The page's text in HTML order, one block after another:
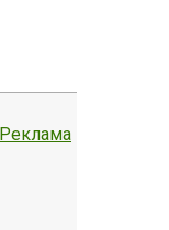
Реклама